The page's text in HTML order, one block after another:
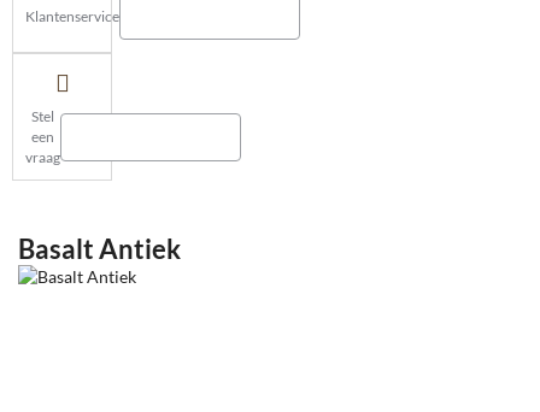
Klantenservice
Stel
een
vraag
Basalt Antiek